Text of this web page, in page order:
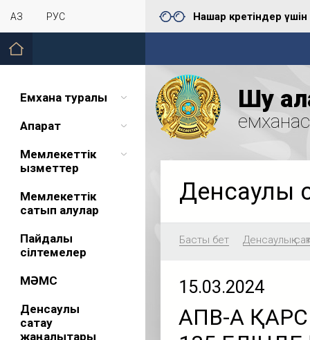
ҚАЗ РУС Нашар көретіндер үшін
Емхана туралы
Ақпарат
Мемлекеттік
қызметтер
Мемлекеттік
сатып алулар
Пайдалы
сілтемелер
МӘМС
Денсаулық
сақтау
жаңалықтары
Шу
Денсаулық
Басты бет Денсаулық
15.03.2024
АПВ-ҒА